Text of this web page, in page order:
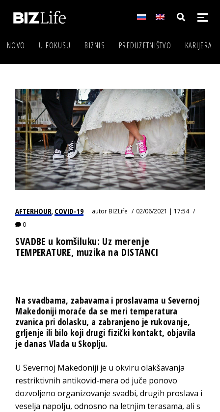
NOVO U FOKUSU BIZNIS PREDUZETNIŠTVO KARIJERA
AFTERHOUR, COVID-19 autorBIZLife
02/06/2021 | 17:54
0
SVADBE u komšiluku: Uz merenje
TEMPERATURE, muzika na DISTANCI
Na svadbama, zabavama i proslavama u Severnoj
Makedoniji moraće da se meri temperatura
zvanica pri dolasku, a zabranjeno je rukovanje,
grljenje ili bilo koji drugi fizički kontakt, objavila
je danas Vlada u Skoplju.
U Severnoj Makedoniji je u okviru olakšavanja
restriktivnih antikovid-mera od juče ponovo
dozvoljeno organizovanje svadbi, drugih proslava i
veselja napolju, odnosno na letnjim terasama, ali s